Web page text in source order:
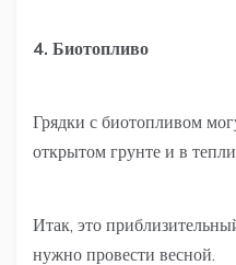
4. Биотопливо
Грядки с биотопливом
открытом грунте и в
Итак, это
нужно провести весной.